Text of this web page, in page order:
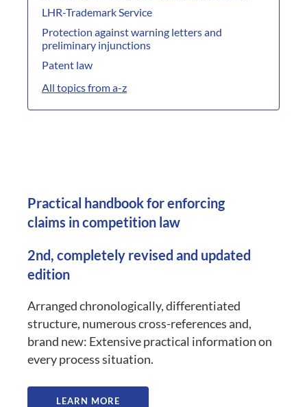
LHR-Trademark Service
Protection against warning letters and
preliminary injunctions
Patent law
All topics from a-z
Practical handbook for enforcing
claims in competition law
2nd, completely revised and updated
edition
Arranged chronologically, differentiated
structure, numerous cross-references and,
brand new: Extensive practical information on
every process situation.
LEARN MORE